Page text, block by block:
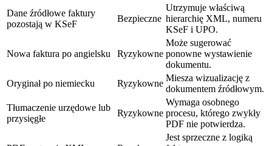
Dane źródłowe faktury
pozostają w KSeF
Bezpieczne
Utrzymuje właściwą
hierarchię XML, numeru
KSeF i UPO.
Nowa faktura po angielsku Ryzykowne
Może sugerować
ponowne wystawienie
dokumentu.
Oryginał po niemiecku
Ryzykowne
Miesza wizualizację z
dokumentem źródłowym.
Tłumaczenie urzędowe lub
przysięgłe
Ryzykowne
Wymaga osobnego
procesu, którego zwykły
PDF nie potwierdza.
Jest sprzeczne z logiką